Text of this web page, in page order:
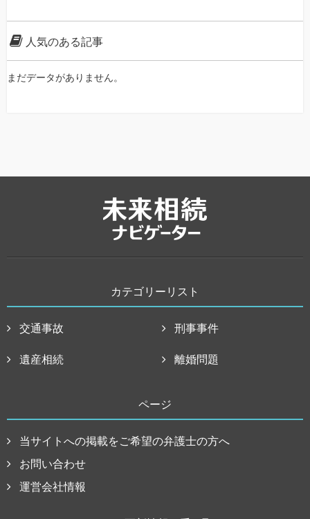
人気のある記事
まだデータがありません。
カテゴリーリスト
交通事故 刑事事件
遺産相続 離婚問題
ページ
当サイトへの掲載をご希望の弁護士の方へ
お問い合わせ
運営会社情報